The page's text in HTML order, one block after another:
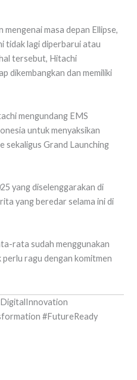
masa depan Ellipse,
tidak lagi diperbarui atau
tersebut, Hitachi
dikembangkan dan memiliki
mengundang EMS
untuk menyaksikan
sekaligus Grand Launching
yang diselenggarakan di
yang beredar selama ini di
rata sudah menggunakan
perlu ragu dengan komitmen
#FutureReady